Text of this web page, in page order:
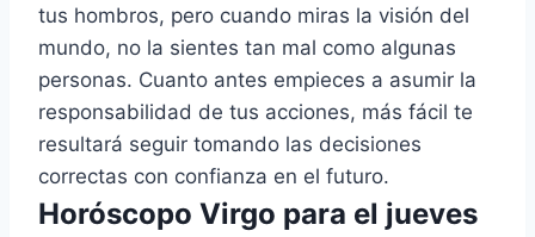
tus hombros, pero cuando miras la visión del
mundo, no la sientes tan mal como algunas
personas. Cuanto antes empieces a asumir la
responsabilidad de tus acciones, más fácil te
resultará seguir tomando las decisiones
correctas con confianza en el futuro.
Horóscopo Virgo para el jueves